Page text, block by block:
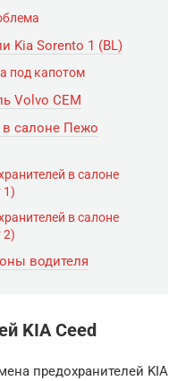
Kia Sorento 1 (BL)
под капотом
Volvo CEM
в салоне Пежо
в салоне
1)
в салоне
2)
водителя
KIA Ceed
предохранителей KIA